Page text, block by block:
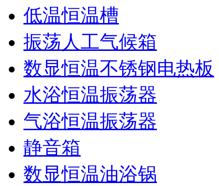
低温恒温槽
振荡人工气候箱
数显恒温不锈钢电热板
水浴恒温振荡器
气浴恒温振荡器
静音箱
数显恒温油浴锅